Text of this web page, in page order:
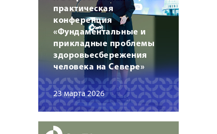
практическая
конференция
«Фундаментальные и
прикладные проблемы
здоровьесбережения
человека на Севере»
23 марта 2026